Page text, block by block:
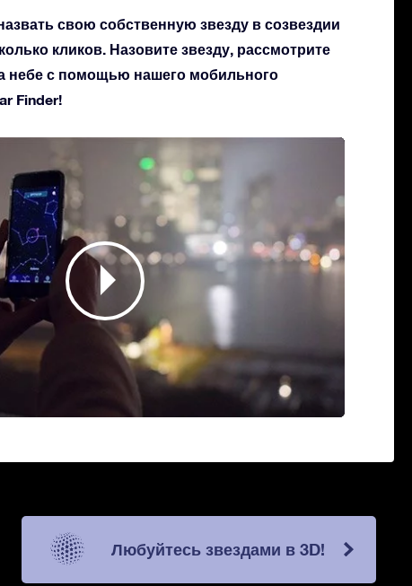
свою собственную звезду в созвездии
кликов. Назовите звезду, рассмотрите
небе с помощью нашего мобильного
Finder!
Любуйтесь звездами в 3D!